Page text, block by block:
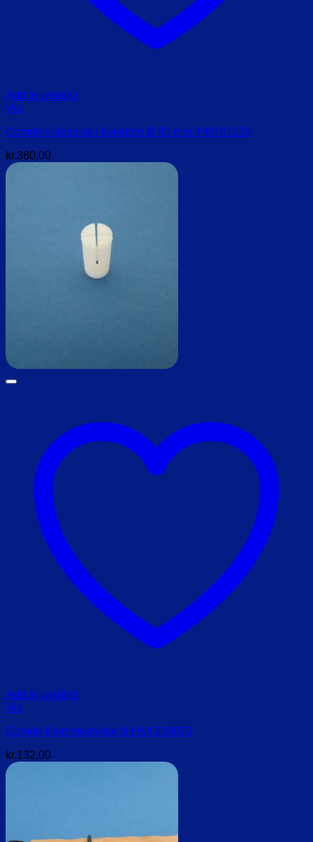
Add to wishlist
Vis
Comde rullespids i kunsttræ Ø 30 mm. HMI 81136
kr.380,00
Add to wishlist
Vis
Comde Klemmestykke til HMI 200073
kr.132,00